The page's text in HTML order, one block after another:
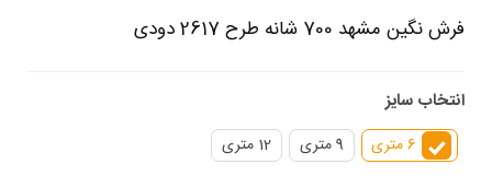
فرش نگین مشهد 700 شانه طرح 2617 دودی
انتخاب سایز
6 متری 9 متری 12 متری